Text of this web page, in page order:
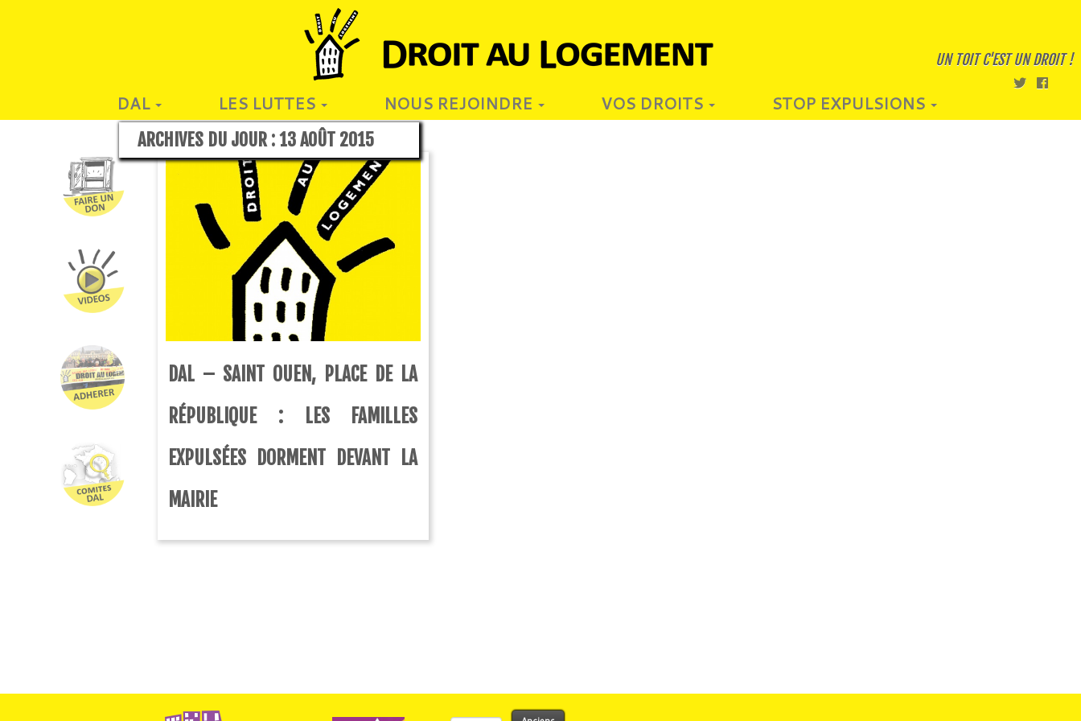
UN TOIT C'EST UN DROIT !
DAL LES LUTTES NOUS REJOINDRE VOS DROITS STOP EXPULSIONS
ARCHIVES DU JOUR :13 AOÛT 2015
DAL – SAINT OUEN, PLACE DE LA
RÉPUBLIQUE : LES FAMILLES
EXPULSÉES DORMENT DEVANT LA
MAIRIE